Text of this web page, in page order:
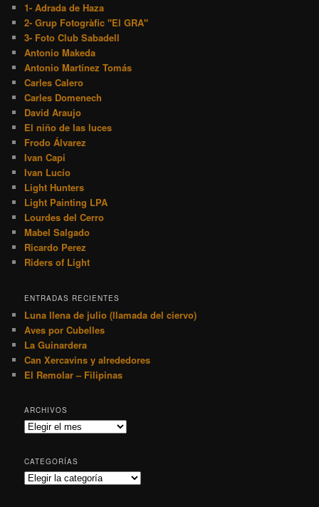
1- Adrada de Haza
2- Grup Fotogràfic "El GRA"
3- Foto Club Sabadell
Antonio Makeda
Antonio Martínez Tomás
Carles Calero
Carles Domenech
David Araujo
El niño de las luces
Frodo Álvarez
Ivan Capi
Ivan Lucío
Light Hunters
Light Painting LPA
Lourdes del Cerro
Mabel Salgado
Ricardo Perez
Riders of Light
ENTRADAS RECIENTES
Luna llena de julio (llamada del ciervo)
Aves por Cubelles
La Guinardera
Can Xercavins y alrededores
El Remolar – Filipinas
ARCHIVOS
Archivos
CATEGORÍAS
Categorías